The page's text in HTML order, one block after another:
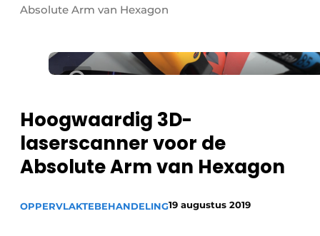
Evenement aanmelden
Meest gelezen
Privacy / Cookie statement
Vacature aanmelden
Video’s
Absolute Arm van Hexagon
Hoogwaardig 3D-
laserscanner voor de
Absolute Arm van Hexagon
OPPERVLAKTEBEHANDELING19 augustus 2019